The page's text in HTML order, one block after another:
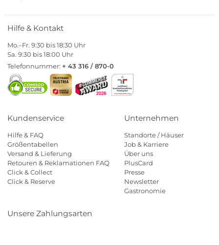
Hilfe & Kontakt
Mo.–Fr. 9:30 bis 18:30 Uhr
Sa. 9:30 bis 18:00 Uhr
Telefonnummer: + 43 316 / 870-0
Kundenservice
Hilfe & FAQ
Größentabellen
Versand & Lieferung
Retouren & Reklamationen FAQ
Click & Collect
Click & Reserve
Unternehmen
Standorte / Häuser
Job & Karriere
Über uns
PlusCard
Presse
Newsletter
Gastronomie
Unsere Zahlungsarten